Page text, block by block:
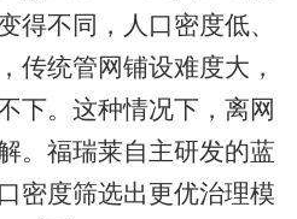
得不同，人口密度低、
传统管网铺设难度大，
下。这种情况下，离网
。福瑞莱自主研发的蓝
密度筛选出更优治理模